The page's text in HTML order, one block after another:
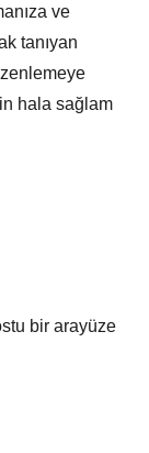
ve
tanıyan
hala sağlam
bir arayüze